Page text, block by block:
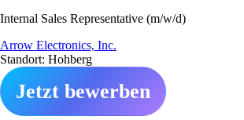
Internal Sales Representative (m/w/d)
Arrow Electronics, Inc.
Standort: Hohberg
Jetzt bewerben